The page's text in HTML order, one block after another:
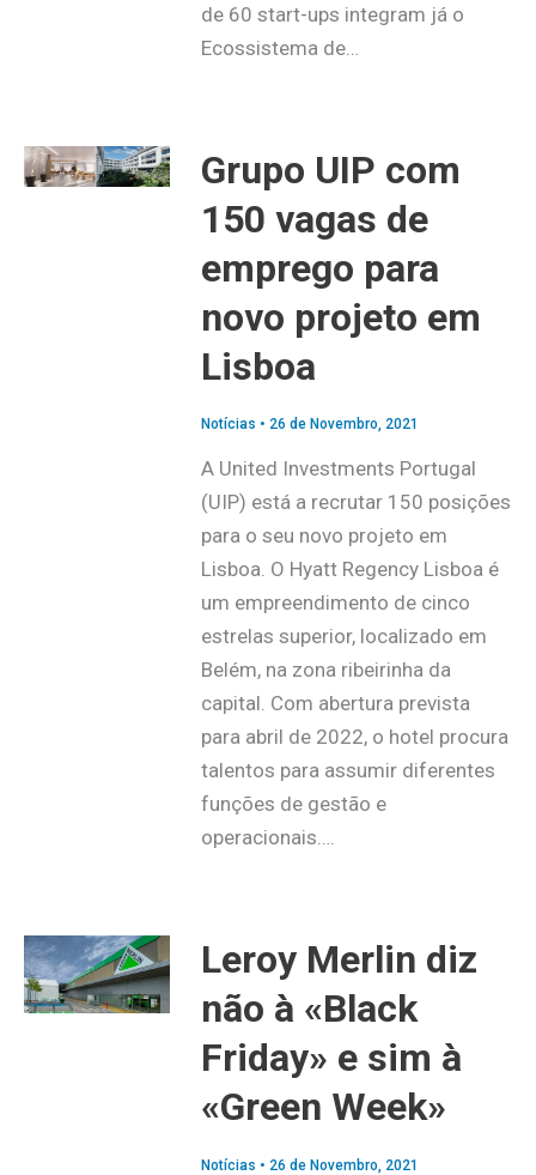
de 60 start-ups integram já o
Ecossistema de…
Grupo UIP com
150 vagas de
emprego para
novo projeto em
Lisboa
Notícias • 26 de Novembro, 2021
A United Investments Portugal
(UIP) está a recrutar 150 posições
para o seu novo projeto em
Lisboa. O Hyatt Regency Lisboa é
um empreendimento de cinco
estrelas superior, localizado em
Belém, na zona ribeirinha da
capital. Com abertura prevista
para abril de 2022, o hotel procura
talentos para assumir diferentes
funções de gestão e
operacionais….
Leroy Merlin diz
não à «Black
Friday» e sim à
«Green Week»
Notícias • 26 de Novembro, 2021